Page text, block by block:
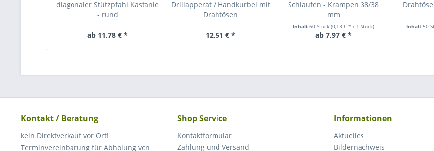
diagonaler Stützpfahl Kastanie
- rund
ab 11,78 € *
Drillapperat / Handkurbel mit
Drahtösen
12,51 € *
Schlaufen - Krampen 38/38
mm
Inhalt 60 Stück (0,13 € * / 1 Stück)
ab 7,97 € *
Inhalt 50
Kontakt / Beratung
kein Direktverkauf vor Ort!
Terminvereinbarung für Abholung von
Shop Service
Kontaktformular
Zahlung und Versand
Informationen
Aktuelles
Bildernachweis